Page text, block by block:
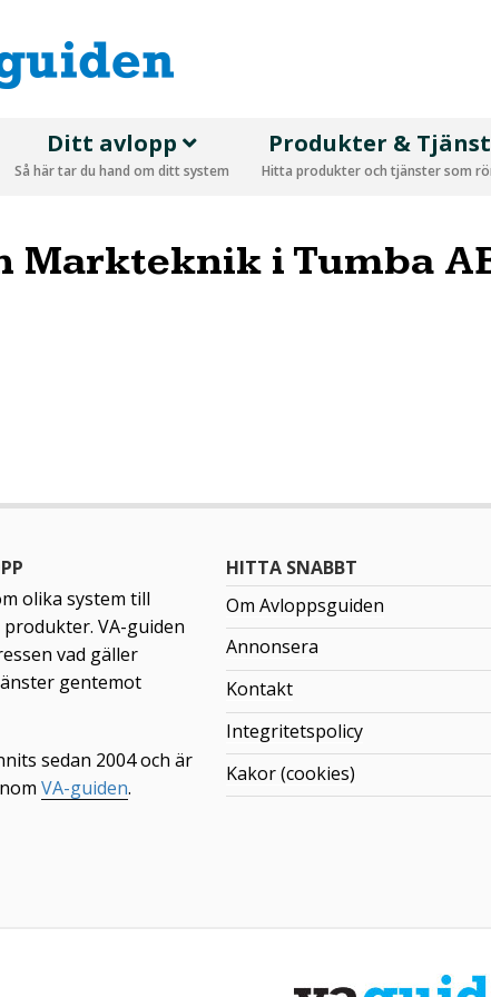
Ditt avlopp
Så här tar du hand om ditt system
Produkter &
Hitta produkter och tjänster som
Markteknik i Tumba
olika system till
VA-guiden
vad gäller
gentemot
sedan 2004 och är
VA-guiden.
HITTA SNABBT
Om Avloppsguiden
Annonsera
Kontakt
Integritetspolicy
Kakor (cookies)